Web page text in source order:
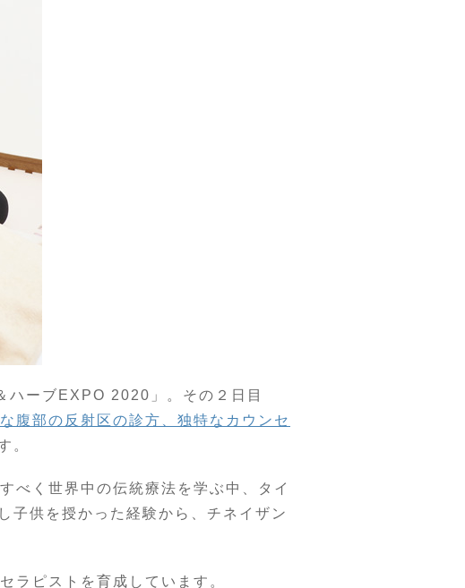
ハーブEXPO 2020」。その２日目
腹部の反射区の診方、独特なカウンセ
。
べく世界中の伝統療法を学ぶ中、タイ
子供を授かった経験から、チネイザン
ラピストを育成しています。